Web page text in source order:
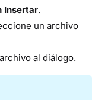
Insertar.
un archivo
al diálogo.